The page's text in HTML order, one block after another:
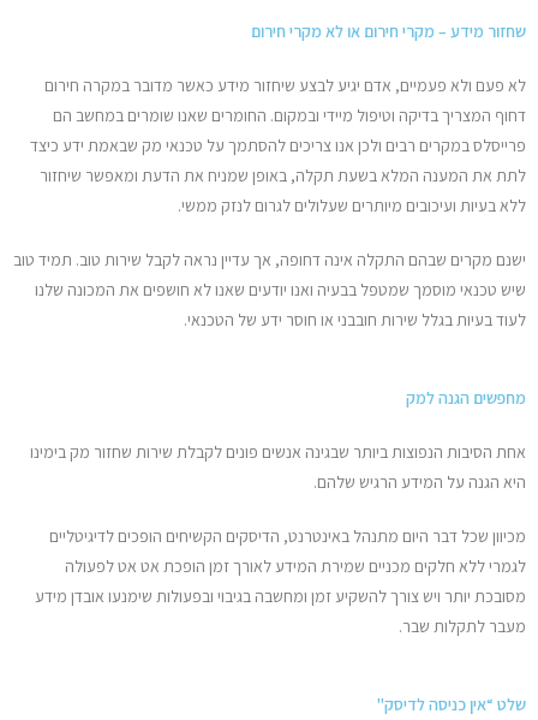
יצירת קשר
שחזור מידע – מקרי חירום או לא מקרי חירום
לא פעם ולא פעמיים, אדם יגיע לבצע שיחזור מידע כאשר מדובר במקרה חירום
דחוף המצריך בדיקה וטיפול מיידי ובמקום. החומרים שאנו שומרים במחשב הם
פרייסלס במקרים רבים ולכן אנו צריכים להסתמך על טכנאי מק שבאמת ידע כיצד
לתת את המענה המלא בשעת תקלה, באופן שמניח את הדעת ומאפשר שיחזור
ללא בעיות ועיכובים מיותרים שעלולים לגרום לנזק ממשי.
ישנם מקרים שבהם התקלה אינה דחופה, אך עדיין נראה לקבל שירות טוב. תמיד טוב
שיש טכנאי מוסמך שמטפל בבעיה ואנו יודעים שאנו לא חושפים את המכונה שלנו
לעוד בעיות בגלל שירות חובבני או חוסר ידע של הטכנאי.
מחפשים הגנה למק
אחת הסיבות הנפוצות ביותר שבגינה אנשים פונים לקבלת שירות שחזור מק בימינו
היא הגנה על המידע הרגיש שלהם.
מכיוון שכל דבר היום מתנהל באינטרנט, הדיסקים הקשיחים הופכים לדיגיטליים
לגמרי ללא חלקים מכניים שמירת המידע לאורך זמן הופכת אט אט לפעולה
מסובכת יותר ויש צורך להשקיע זמן ומחשבה בגיבוי ובפעולות שימנעו אובדן מידע
מעבר לתקלות שבר.
שלט “אין כניסה לדיסק"